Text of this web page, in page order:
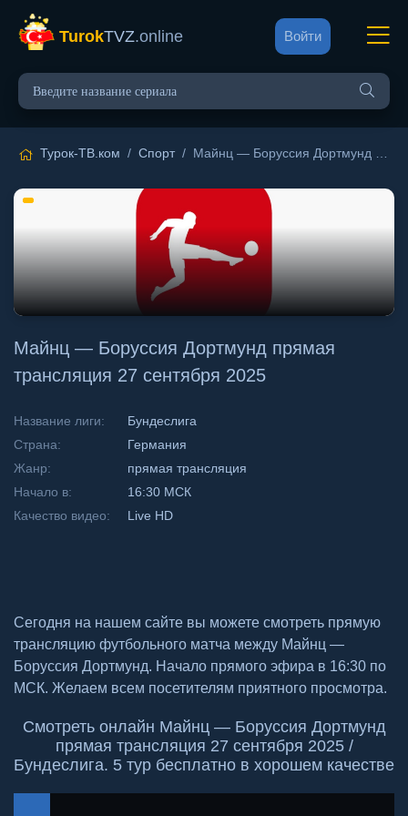
TurokTVZ.online Войти
Турок-ТВ.ком / Спорт/ Майнц — Боруссия Дортмунд прямая трансляция 27 сентября 2025
Майнц — Боруссия Дортмунд прямая
трансляция 27 сентября 2025
Название лиги:
Бундеслига
Страна:
Германия
Жанр:
прямая трансляция
Начало в:
16:30 МСК
Качество видео:
Live HD
Сегодня на нашем сайте вы можете смотреть прямую
трансляцию футбольного матча между Майнц —
Боруссия Дортмунд. Начало прямого эфира в 16:30 по
МСК. Желаем всем посетителям приятного просмотра.
Смотреть онлайн Майнц — Боруссия Дортмунд
прямая трансляция 27 сентября 2025 /
Бундеслига. 5 тур бесплатно в хорошем качестве